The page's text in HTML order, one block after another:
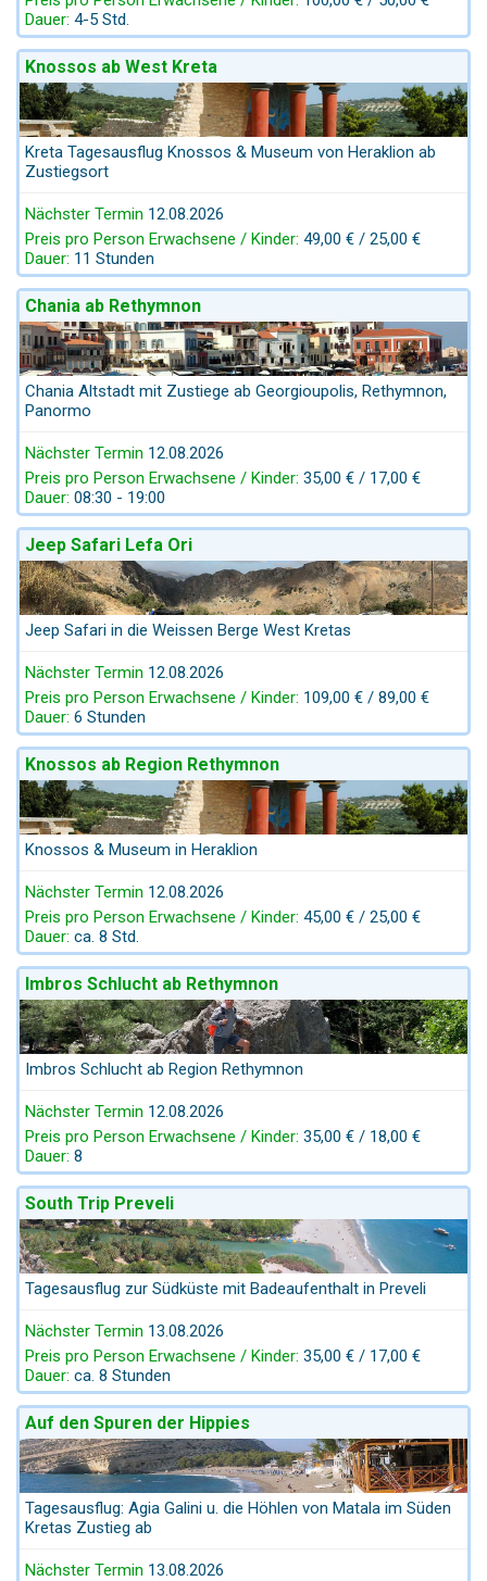
Dauer: 4-5 Std.
Knossos ab West Kreta
Kreta Tagesausflug Knossos & Museum von Heraklion ab
Zustiegsort
Nächster Termin 12.08.2026
Preis pro Person Erwachsene / Kinder: 49,00 € / 25,00 €
Dauer: 11 Stunden
Chania ab Rethymnon
Chania Altstadt mit Zustiege ab Georgioupolis, Rethymnon,
Panormo
Nächster Termin 12.08.2026
Preis pro Person Erwachsene / Kinder: 35,00 € / 17,00 €
Dauer: 08:30 - 19:00
Jeep Safari Lefa Ori
Jeep Safari in die Weissen Berge West Kretas
Nächster Termin 12.08.2026
Preis pro Person Erwachsene / Kinder: 109,00 € / 89,00 €
Dauer: 6 Stunden
Knossos ab Region Rethymnon
Knossos & Museum in Heraklion
Nächster Termin 12.08.2026
Preis pro Person Erwachsene / Kinder: 45,00 € / 25,00 €
Dauer: ca. 8 Std.
Imbros Schlucht ab Rethymnon
Imbros Schlucht ab Region Rethymnon
Nächster Termin 12.08.2026
Preis pro Person Erwachsene / Kinder: 35,00 € / 18,00 €
Dauer: 8
South Trip Preveli
Tagesausflug zur Südküste mit Badeaufenthalt in Preveli
Nächster Termin 13.08.2026
Preis pro Person Erwachsene / Kinder: 35,00 € / 17,00 €
Dauer: ca. 8 Stunden
Auf den Spuren der Hippies
Tagesausflug: Agia Galini u. die Höhlen von Matala im Süden
Kretas Zustieg ab
Nächster Termin 13.08.2026